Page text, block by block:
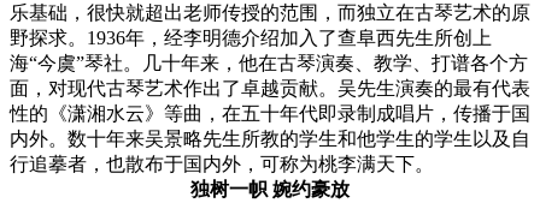
乐基础，很快就超出老师传授的范围，而独立在古琴艺术的原
野探求。1936年，经李明德介绍加入了查阜西先生所创上
海“今虞”琴社。几十年来，他在古琴演奏、教学、打谱各个方
面，对现代古琴艺术作出了卓越贡献。吴先生演奏的最有代表
性的《潇湘水云》等曲，在五十年代即录制成唱片，传播于国
内外。数十年来吴景略先生所教的学生和他学生的学生以及自
行追摹者，也散布于国内外，可称为桃李满天下。
独树一帜 婉约豪放